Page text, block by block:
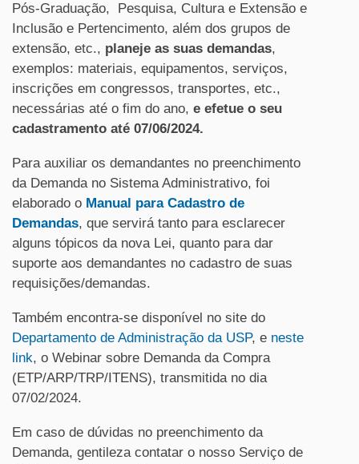
Pós-Graduação, Pesquisa, Cultura e Extensão e
Inclusão e Pertencimento, além dos grupos de
extensão, etc., planeje as suas demandas,
exemplos: materiais, equipamentos, serviços,
inscrições em congressos, transportes, etc.,
necessárias até o fim do ano, e efetue o seu
cadastramento até 07/06/2024.
Para auxiliar os demandantes no preenchimento
da Demanda no Sistema Administrativo, foi
elaborado o Manual para Cadastro de
Demandas, que servirá tanto para esclarecer
alguns tópicos da nova Lei, quanto para dar
suporte aos demandantes no cadastro de suas
requisições/demandas.
Também encontra-se disponível no site do
Departamento de Administração da USP, e neste
link, o Webinar sobre Demanda da Compra
(ETP/ARP/TRP/ITENS), transmitida no dia
07/02/2024.
Em caso de dúvidas no preenchimento da
Demanda, gentileza contatar o nosso Serviço de